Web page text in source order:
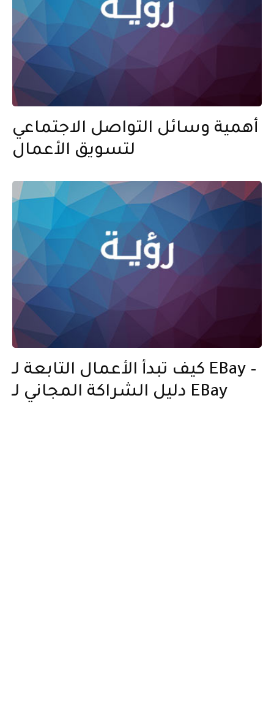
أهمية وسائل التواصل الاجتماعي
لتسويق الأعمال
كيف تبدأ الأعمال التابعة لـ EBay –
دليل الشراكة المجاني لـ EBay